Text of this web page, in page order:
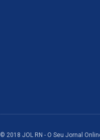
© 2018 JOL RN - O Seu Jornal